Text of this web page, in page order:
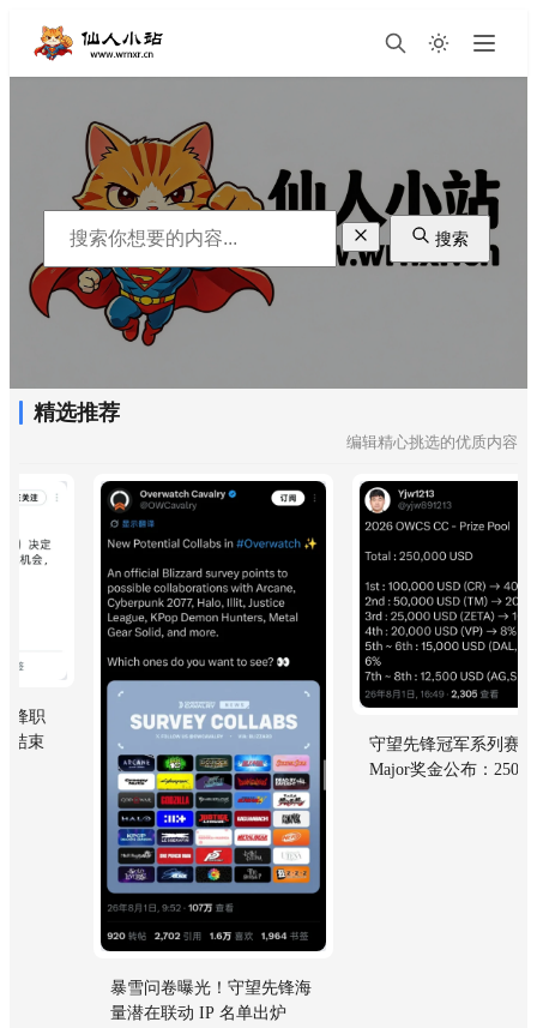
搜索
精选推荐
编辑精心挑选的优质内容
暴雪问卷曝光！守望先锋海
量潜在联动 IP 名单出炉
守望先锋冠军系列赛东京
Major奖金公布：250000美
元